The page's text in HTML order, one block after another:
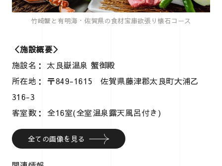
竹崎蟹と有明海・佐賀県の食材宝庫欲張り懐石コース
＜施設概要＞
施設名： 太良嶽温泉 蟹御殿
所在地： 〒849-1615 佐賀県藤津郡太良町大浦乙
316-3
客室数： 全16室(全室温泉露天風呂付き)
全ての画像を見る